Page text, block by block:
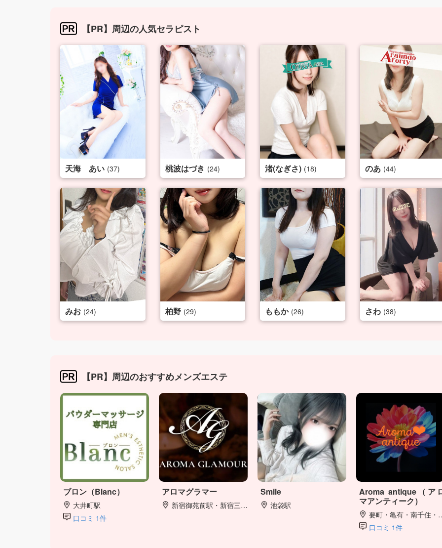
【PR】周辺の人気セラピスト
天海 あい (37) 桃波はづき (24) 渚(なぎさ) (18) のあ (44)
みお (24) 柏野 (29) ももか (26) さわ (38)
【PR】周辺のおすすめメンズエステ
ブロン（Blanc）
大井町駅
口コミ 1件
アロマグラマー
新宿御苑前駅・新宿三丁目駅
Smile
池袋駅
Aroma antique（ア
マアンティーク）
要町・亀有・南千住・上野
口コミ 1件